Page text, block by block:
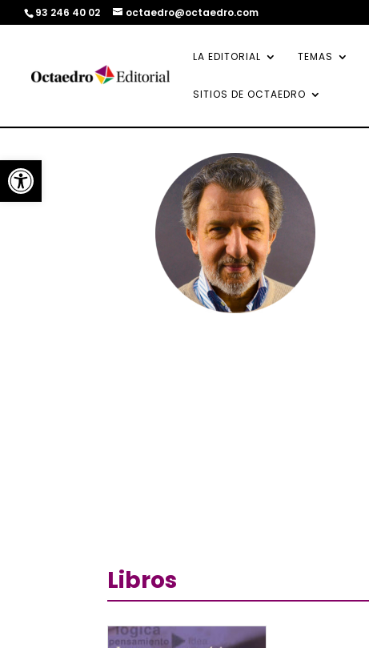
Abrir barra de herramientas
93 246 40 02 octaedro@octaedro.com
LA EDITORIAL TEMAS
SITIOS DE OCTAEDRO
Libros